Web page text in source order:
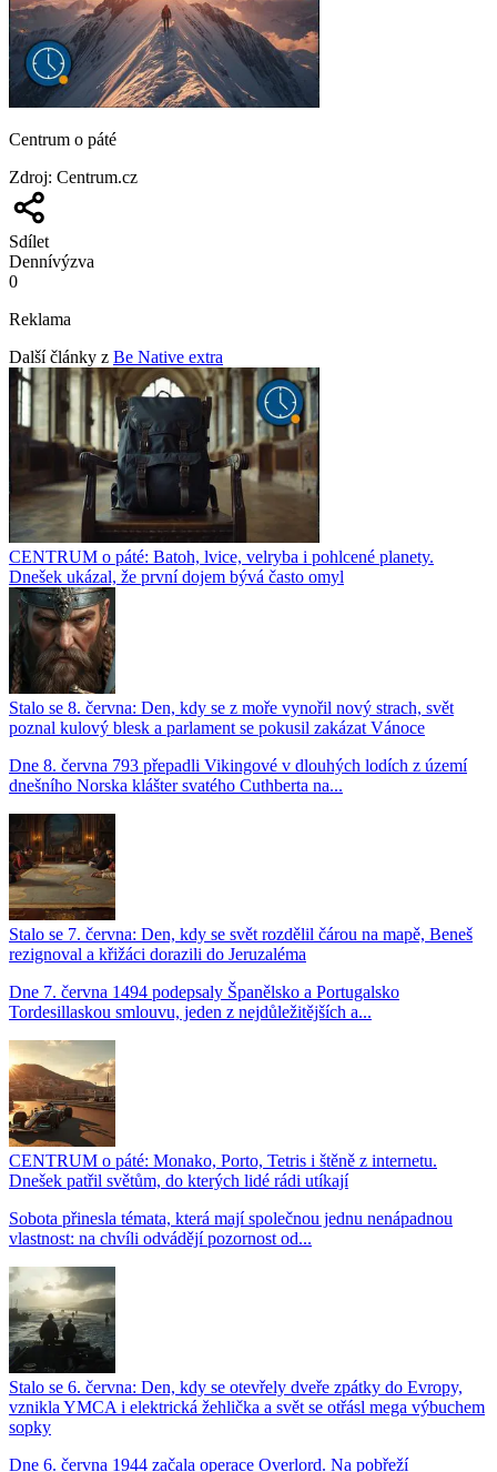
Centrum o páté
Zdroj: Centrum.cz
Sdílet
Dennívýzva
0
Reklama
Další články z Be Native extra
CENTRUM o páté: Batoh, lvice, velryba i pohlcené planety.
Dnešek ukázal, že první dojem bývá často omyl
Stalo se 8. června: Den, kdy se z moře vynořil nový strach, svět
poznal kulový blesk a parlament se pokusil zakázat Vánoce
Dne 8. června 793 přepadli Vikingové v dlouhých lodích z území
dnešního Norska klášter svatého Cuthberta na...
Stalo se 7. června: Den, kdy se svět rozdělil čárou na mapě, Beneš
rezignoval a křižáci dorazili do Jeruzaléma
Dne 7. června 1494 podepsaly Španělsko a Portugalsko
Tordesillaskou smlouvu, jeden z nejdůležitějších a...
CENTRUM o páté: Monako, Porto, Tetris i štěně z internetu.
Dnešek patřil světům, do kterých lidé rádi utíkají
Sobota přinesla témata, která mají společnou jednu nenápadnou
vlastnost: na chvíli odvádějí pozornost od...
Stalo se 6. června: Den, kdy se otevřely dveře zpátky do Evropy,
vznikla YMCA i elektrická žehlička a svět se otřásl mega výbuchem
sopky
Dne 6. června 1944 začala operace Overlord. Na pobřeží